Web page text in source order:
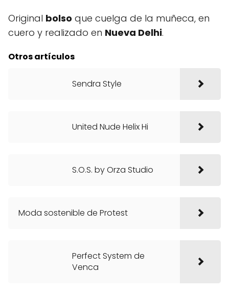
Original bolso que cuelga de la muñeca, en
cuero y realizado en Nueva Delhi.
Otros artículos
Sendra Style
United Nude Helix Hi
S.O.S. by Orza Studio
Moda sostenible de Protest
Perfect System de
Venca